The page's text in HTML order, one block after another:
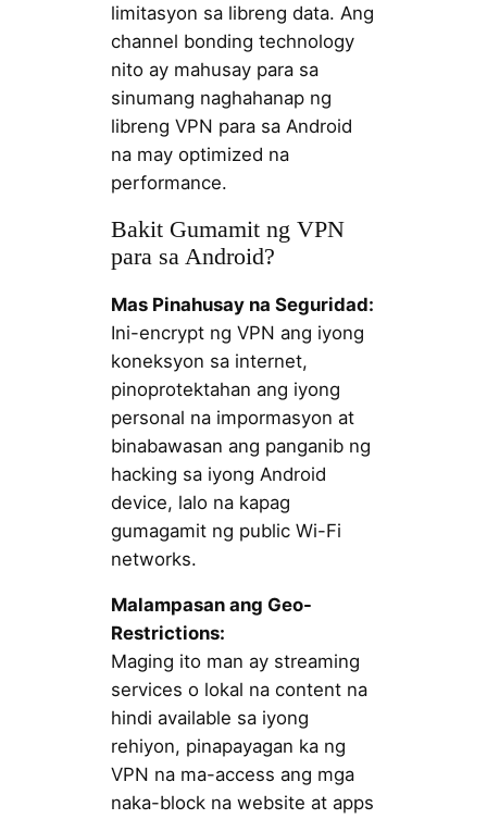
limitasyon sa libreng data. Ang
channel bonding technology
nito ay mahusay para sa
sinumang naghahanap ng
libreng VPN para sa Android
na may optimized na
performance.
Bakit Gumamit ng VPN
para sa Android?
Mas Pinahusay na Seguridad:
Ini-encrypt ng VPN ang iyong
koneksyon sa internet,
pinoprotektahan ang iyong
personal na impormasyon at
binabawasan ang panganib ng
hacking sa iyong Android
device, lalo na kapag
gumagamit ng public Wi-Fi
networks.
Malampasan ang Geo-
Restrictions:
Maging ito man ay streaming
services o lokal na content na
hindi available sa iyong
rehiyon, pinapayagan ka ng
VPN na ma-access ang mga
naka-block na website at apps